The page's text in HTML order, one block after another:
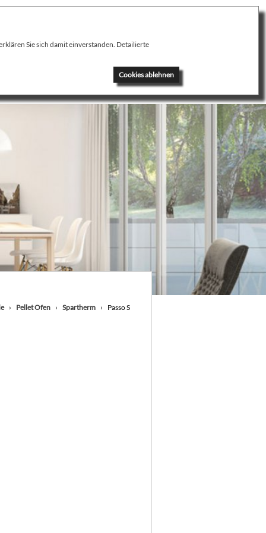
Sie sich damit einverstanden. Detailierte
Cookies ablehnen
Pellet Ofen Spartherm Passo S